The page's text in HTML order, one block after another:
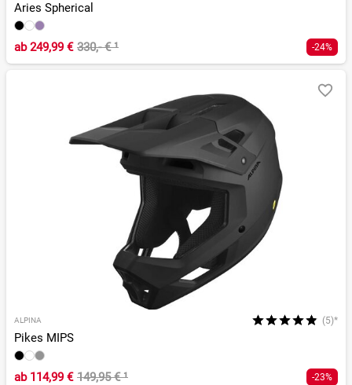
Aries Spherical
ab249,99 € 330,- €¹ -24%
ALPINA (5)*
Pikes MIPS
ab114,99 € 149,95 €¹ -23%